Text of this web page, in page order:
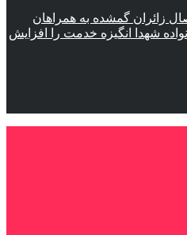
زائران گمشده به همراهان
شهدا انگیزه خدمت را افزایش